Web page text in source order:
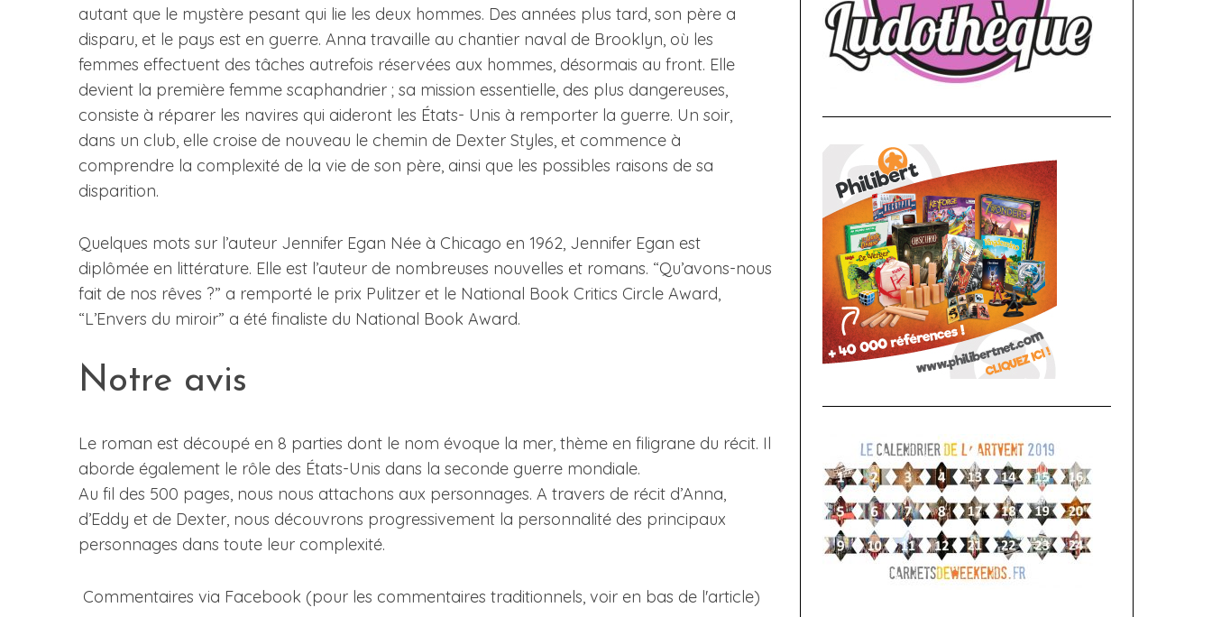
autant que le mystère pesant qui lie les deux hommes. Des années plus tard, son père a
disparu, et le pays est en guerre. Anna travaille au chantier naval de Brooklyn, où les
femmes effectuent des tâches autrefois réservées aux hommes, désormais au front. Elle
devient la première femme scaphandrier ; sa mission essentielle, des plus dangereuses,
consiste à réparer les navires qui aideront les États- Unis à remporter la guerre. Un soir,
dans un club, elle croise de nouveau le chemin de Dexter Styles, et commence à
comprendre la complexité de la vie de son père, ainsi que les possibles raisons de sa
disparition.
Quelques mots sur l’auteur Jennifer Egan Née à Chicago en 1962, Jennifer Egan est
diplômée en littérature. Elle est l’auteur de nombreuses nouvelles et romans. “Qu’avons-nous
fait de nos rêves ?” a remporté le prix Pulitzer et le National Book Critics Circle Award,
“L’Envers du miroir” a été finaliste du National Book Award.
Notre avis
Le roman est découpé en 8 parties dont le nom évoque la mer, thème en filigrane du récit. Il
aborde également le rôle des États-Unis dans la seconde guerre mondiale.
Au fil des 500 pages, nous nous attachons aux personnages. A travers de récit d’Anna,
d’Eddy et de Dexter, nous découvrons progressivement la personnalité des principaux
personnages dans toute leur complexité.
Commentaires via Facebook (pour les commentaires traditionnels, voir en bas de l'article)